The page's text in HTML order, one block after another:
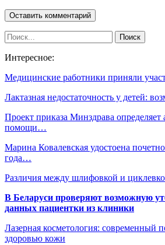
Интересное:
Медицинские работники приняли
Лактазная недостаточность у детей:
Проект приказа Минздрава определяет
помощи…
Марина Ковалевская удостоена
года…
Различия между шлифовкой и
В Беларуси проверяют возможную
данных пациентки из клиники
Лазерная косметология: современный
здоровью кожи